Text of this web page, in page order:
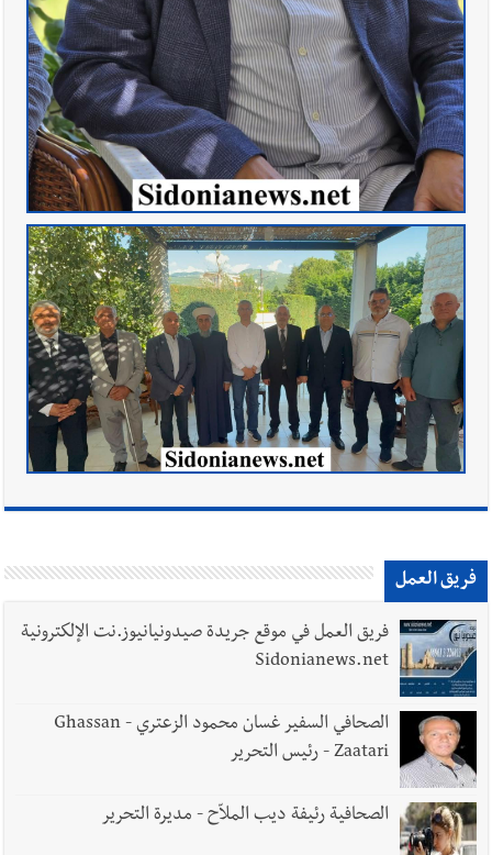
فريق العمل
فريق العمل في موقع جريدة صيدونيانيوز.نت الإلكترونية
Sidonianews.net
الصحافي السفير غسان محمود الزعتري - Ghassan
Zaatari - رئيس التحرير
الصحافية رئيفة ديب الملاّح - مديرة التحرير